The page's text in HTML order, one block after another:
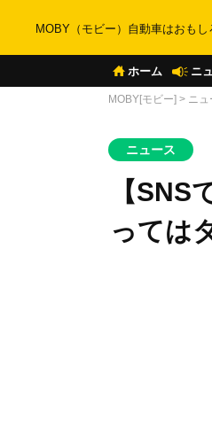
MOBY（モビー）自動車はおもし
ホーム ニ
MOBY[モビー] > ニュ
ニュース
【SNS
っては